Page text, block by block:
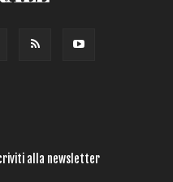
alla newsletter